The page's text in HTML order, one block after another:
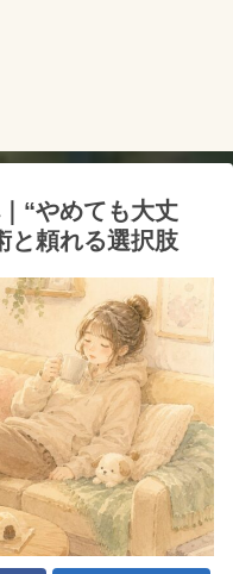
“やめても大丈
と頼れる選択肢